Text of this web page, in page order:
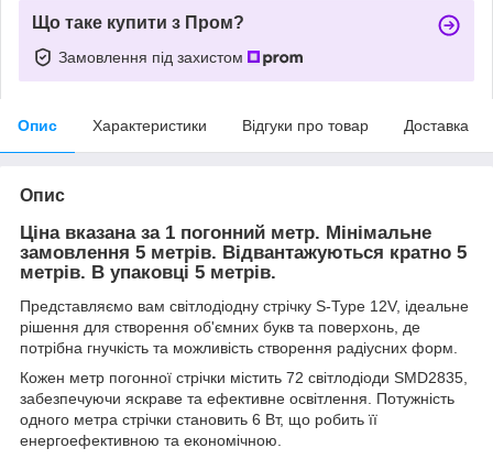
Що таке купити з Пром?
Замовлення під захистом
Опис Характеристики Відгуки про товар Доставка
Опис
Ціна вказана за 1 погонний метр. Мінімальне
замовлення 5 метрів. Відвантажуються кратно 5
метрів. В упаковці 5 метрів.
Представляємо вам світлодіодну стрічку S-Type 12V, ідеальне
рішення для створення об'ємних букв та поверхонь, де
потрібна гнучкість та можливість створення радіусних форм.
Кожен метр погонної стрічки містить 72 світлодіоди SMD2835,
забезпечуючи яскраве та ефективне освітлення. Потужність
одного метра стрічки становить 6 Вт, що робить її
енергоефективною та економічною.